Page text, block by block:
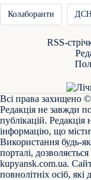
Колаборанти
RSS-
Всі права захищено
Редакція не завжди
публікацій. Редакція
інформацію, що
Використання будь-
порталі,
kupyansk.com.ua.
повнолітніх осіб, які